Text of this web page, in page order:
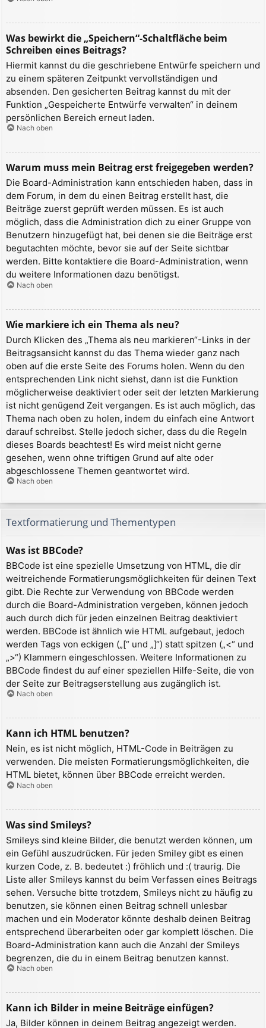
Was bewirkt die „Speichern“-Schaltfläche beim
Schreiben eines Beitrags?
Hiermit kannst du die geschriebene Entwürfe speichern und
zu einem späteren Zeitpunkt vervollständigen und
absenden. Den gesicherten Beitrag kannst du mit der
Funktion „Gespeicherte Entwürfe verwalten“ in deinem
persönlichen Bereich erneut laden.
Nach oben
Warum muss mein Beitrag erst freigegeben werden?
Die Board-Administration kann entschieden haben, dass in
dem Forum, in dem du einen Beitrag erstellt hast, die
Beiträge zuerst geprüft werden müssen. Es ist auch
möglich, dass die Administration dich zu einer Gruppe von
Benutzern hinzugefügt hat, bei denen sie die Beiträge erst
begutachten möchte, bevor sie auf der Seite sichtbar
werden. Bitte kontaktiere die Board-Administration, wenn
du weitere Informationen dazu benötigst.
Nach oben
Wie markiere ich ein Thema als neu?
Durch Klicken des „Thema als neu markieren“-Links in der
Beitragsansicht kannst du das Thema wieder ganz nach
oben auf die erste Seite des Forums holen. Wenn du den
entsprechenden Link nicht siehst, dann ist die Funktion
möglicherweise deaktiviert oder seit der letzten Markierung
ist nicht genügend Zeit vergangen. Es ist auch möglich, das
Thema nach oben zu holen, indem du einfach eine Antwort
darauf schreibst. Stelle jedoch sicher, dass du die Regeln
dieses Boards beachtest! Es wird meist nicht gerne
gesehen, wenn ohne triftigen Grund auf alte oder
abgeschlossene Themen geantwortet wird.
Nach oben
Textformatierung und Thementypen
Was ist BBCode?
BBCode ist eine spezielle Umsetzung von HTML, die dir
weitreichende Formatierungsmöglichkeiten für deinen Text
gibt. Die Rechte zur Verwendung von BBCode werden
durch die Board-Administration vergeben, können jedoch
auch durch dich für jeden einzelnen Beitrag deaktiviert
werden. BBCode ist ähnlich wie HTML aufgebaut, jedoch
werden Tags von eckigen („[“ und „]“) statt spitzen („<“ und
„>“) Klammern eingeschlossen. Weitere Informationen zu
BBCode findest du auf einer speziellen Hilfe-Seite, die von
der Seite zur Beitragserstellung aus zugänglich ist.
Nach oben
Kann ich HTML benutzen?
Nein, es ist nicht möglich, HTML-Code in Beiträgen zu
verwenden. Die meisten Formatierungsmöglichkeiten, die
HTML bietet, können über BBCode erreicht werden.
Nach oben
Was sind Smileys?
Smileys sind kleine Bilder, die benutzt werden können, um
ein Gefühl auszudrücken. Für jeden Smiley gibt es einen
kurzen Code, z. B. bedeutet :) fröhlich und :( traurig. Die
Liste aller Smileys kannst du beim Verfassen eines Beitrags
sehen. Versuche bitte trotzdem, Smileys nicht zu häufig zu
benutzen, sie können einen Beitrag schnell unlesbar
machen und ein Moderator könnte deshalb deinen Beitrag
entsprechend überarbeiten oder gar komplett löschen. Die
Board-Administration kann auch die Anzahl der Smileys
begrenzen, die du in einem Beitrag benutzen kannst.
Nach oben
Kann ich Bilder in meine Beiträge einfügen?
Ja, Bilder können in deinem Beitrag angezeigt werden.